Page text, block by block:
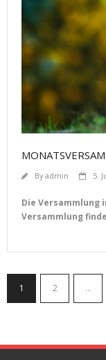
Byadmin 5.
Die Versammlung
Versammlung
1 2 …